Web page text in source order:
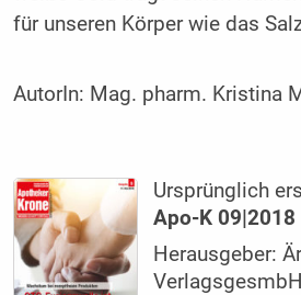
für unseren Körper wie das
AutorIn: Mag. pharm. Kristina
Ursprünglich
Apo-K 09|2018
Herausgeber:
VerlagsgesmbH